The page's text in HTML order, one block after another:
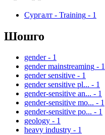
Сургалт - Training - 1
Шошго
gender - 1
gender mainstreaming - 1
gender sensitive - 1
gender sensitive pl... - 1
gender-sensitive an... - 1
gender-sensitive mo... - 1
gender-sensitive po... - 1
geology - 1
heavy industry - 1